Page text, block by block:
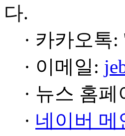
다.
· 카카오톡
· 이메일:
· 뉴스 홈페
· 네이버